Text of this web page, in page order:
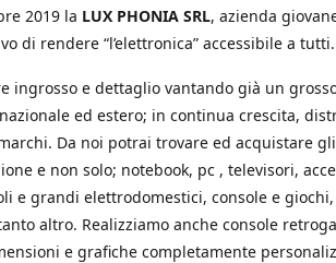
2019 la LUX PHONIA SRL, azienda
di rendere “l’elettronica” accessibile a tutti.
ingrosso e dettaglio vantando già un
ed estero; in continua crescita,
Da noi potrai trovare ed acquistare gli
e non solo; notebook, pc , televisori,
e grandi elettrodomestici, console e
altro. Realizziamo anche console
e grafiche completamente